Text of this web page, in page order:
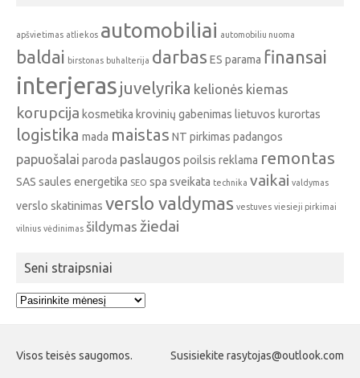
apšvietimas atliekos automobiliai automobiliu nuoma
baldai birstonas buhalterija darbas ES parama finansai
interjeras juvelyrika kelionės kiemas
korupcija kosmetika krovinių gabenimas lietuvos kurortas
logistika mada maistas NT pirkimas padangos
papuošalai paroda paslaugos poilsis reklama remontas
SAS saules energetika SEO spa sveikata technika vaikai valdymas
verslo skatinimas verslo valdymas vestuves viesieji pirkimai
vilnius vėdinimas šildymas žiedai
Seni straipsniai
Seni
Visos teisės saugomos. Susisiekite rasytojas@outlook.com